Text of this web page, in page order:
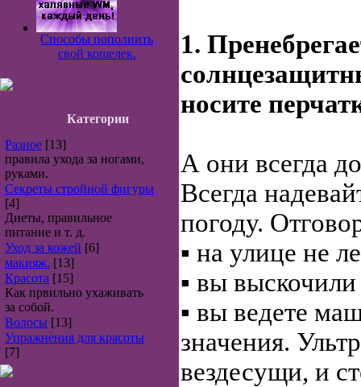
Способы пополнить
свой кошелек.
Категории
Разное [13]
правила ухода за ногами,
руками.
Секреты стройной фигуры
[4]
Диеты, правильное
питание и т. д.
Уход за кожей [6]
макияж. [13]
Красота [15]
Как првильно ухаживать
за собой.
Волосы [13]
Упражнения для красоты
[7]
1.
носите
А они всегда
Всегда
погоду.
▪ на улице не
▪ вы
▪ вы ведете
значения.
вездесущи, и